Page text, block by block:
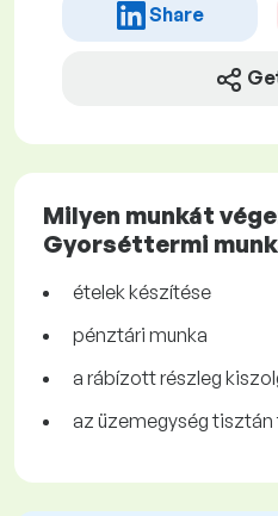
Share
Milyen munkát
Gyorséttermi
ételek készítése
pénztári munka
a rábízott részleg
az üzemegység